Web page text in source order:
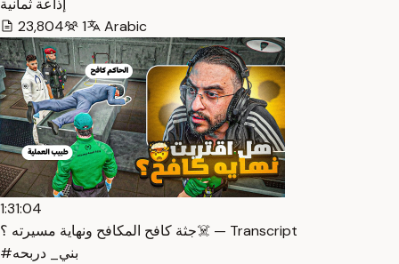
إذاعة ثمانية
23,804
1 Arabic
1:31:04
جثة كافح المكافح ونهاية مسيرته ؟☠️ — Transcript
#بني_ دربحه